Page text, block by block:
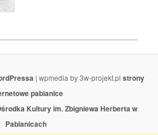
| wpmedia by 3w-projekt.pl strony
pabianice
Kultury im. Zbigniewa Herberta w
Pabianicach